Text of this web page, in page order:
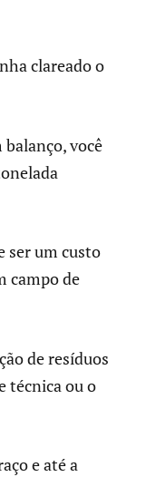
clareado o
você
ser um custo
campo de
de resíduos
técnica ou o
e até a